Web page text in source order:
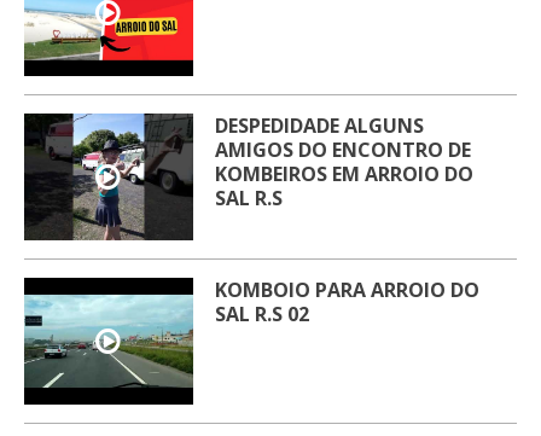
DESPEDIDADE ALGUNS
AMIGOS DO ENCONTRO DE
KOMBEIROS EM ARROIO DO
SAL R.S
KOMBOIO PARA ARROIO DO
SAL R.S 02